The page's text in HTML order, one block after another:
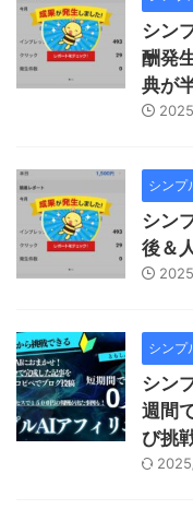
シン
酬発
典が
シンプ
シン
後＆
シンプ
シン
週間
び挑